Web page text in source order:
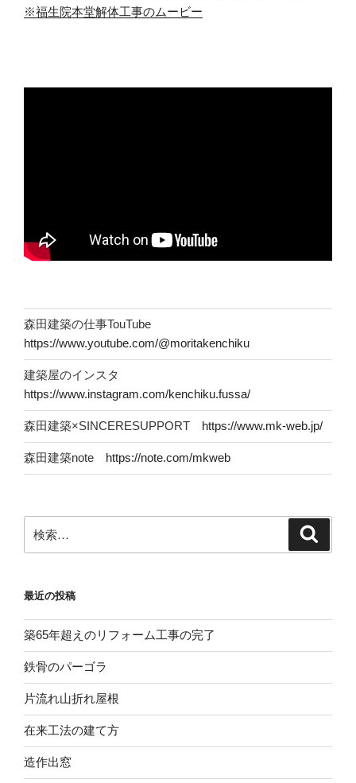
※福生院本堂解体工事のムービー
森田建築の仕事TouTube
https://www.youtube.com/@moritakenchiku
建築屋のインスタ
https://www.instagram.com/kenchiku.fussa/
森田建築×SINCERESUPPORT https://www.mk-web.jp/
森田建築note https://note.com/mkweb
索:
最近の投稿
築65年超えのリフォーム工事の完了
鉄骨のパーゴラ
片流れ山折れ屋根
在来工法の建て方
造作出窓